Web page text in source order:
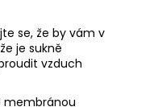
se, že by vám v
je sukně
vzduch